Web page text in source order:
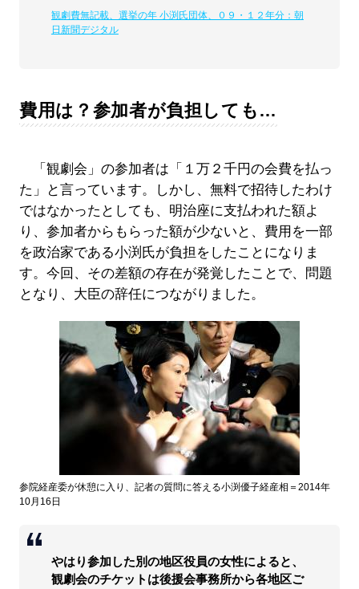
観劇費無記載、選挙の年 小渕氏団体、０９・１２年分：朝
日新聞デジタル
費用は？参加者が負担しても…
「観劇会」の参加者は「１万２千円の会費を払っ
た」と言っています。しかし、無料で招待したわけ
ではなかったとしても、明治座に支払われた額よ
り、参加者からもらった額が少ないと、費用を一部
を政治家である小渕氏が負担をしたことになりま
す。今回、その差額の存在が発覚したことで、問題
となり、大臣の辞任につながりました。
参院経産委が休憩に入り、記者の質問に答える小渕優子経産相＝2014年
10月16日
やはり参加した別の地区役員の女性によると、
観劇会のチケットは後援会事務所から各地区ご